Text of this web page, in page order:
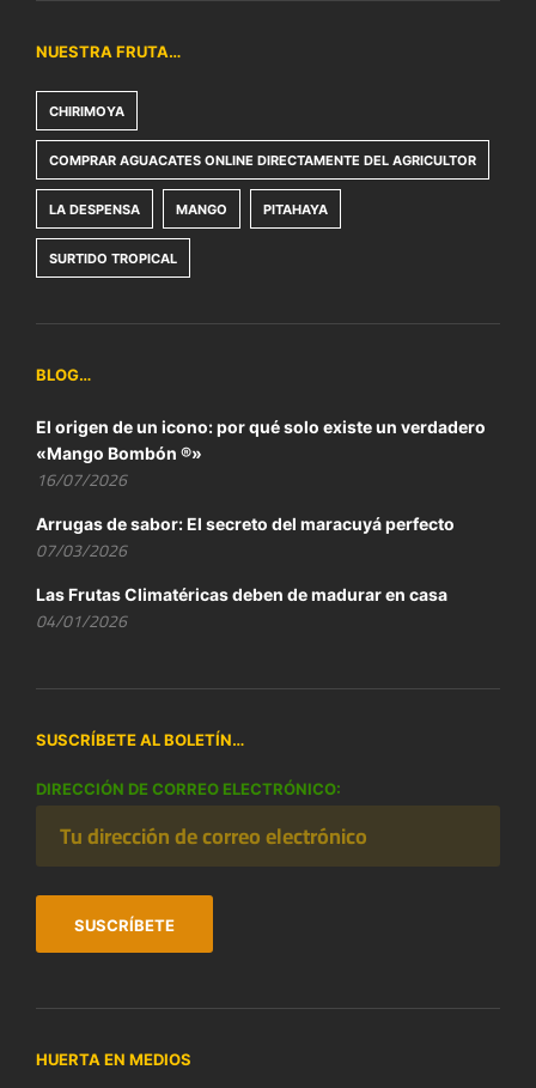
NUESTRA FRUTA…
CHIRIMOYA
COMPRAR AGUACATES ONLINE DIRECTAMENTE DEL AGRICULTOR
LA DESPENSA MANGO PITAHAYA
SURTIDO TROPICAL
BLOG…
El origen de un icono: por qué solo existe un verdadero
«Mango Bombón ®»
16/07/2026
Arrugas de sabor: El secreto del maracuyá perfecto
07/03/2026
Las Frutas Climatéricas deben de madurar en casa
04/01/2026
SUSCRÍBETE AL BOLETÍN…
DIRECCIÓN DE CORREO ELECTRÓNICO:
HUERTA EN MEDIOS